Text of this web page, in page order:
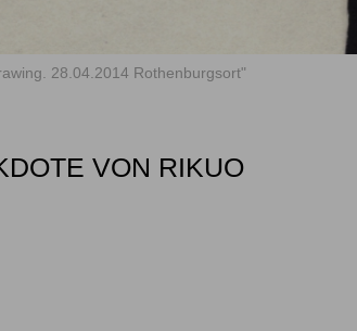
28.04.2014 Rothenburgsort"
VON RIKUO